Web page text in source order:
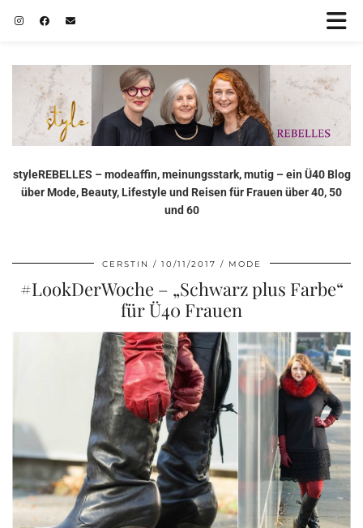
styleREBELLES – modeaffin, meinungsstark, mutig – ein Ü40 Blog
über Mode, Beauty, Lifestyle und Reisen für Frauen über 40, 50
und 60
CERSTIN 10/11/2017 MODE
#LookDerWoche – „Schwarz plus Farbe“
für Ü40 Frauen